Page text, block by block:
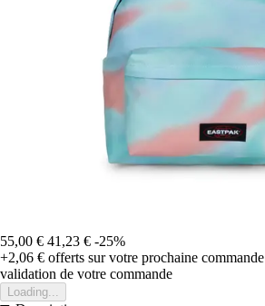
55,00 € 41,23 € -25%
+2,06 € offerts sur votre prochaine commande
validation de votre commande
Loading...